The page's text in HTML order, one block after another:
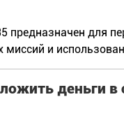
предназначен для
и
деньги в